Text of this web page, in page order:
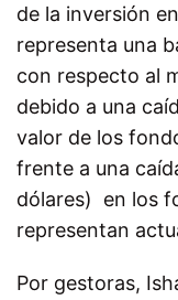
de la inversión
representa una
con respecto al
debido a una
valor de los
frente a una
dólares) en los
representan
Por gestoras,